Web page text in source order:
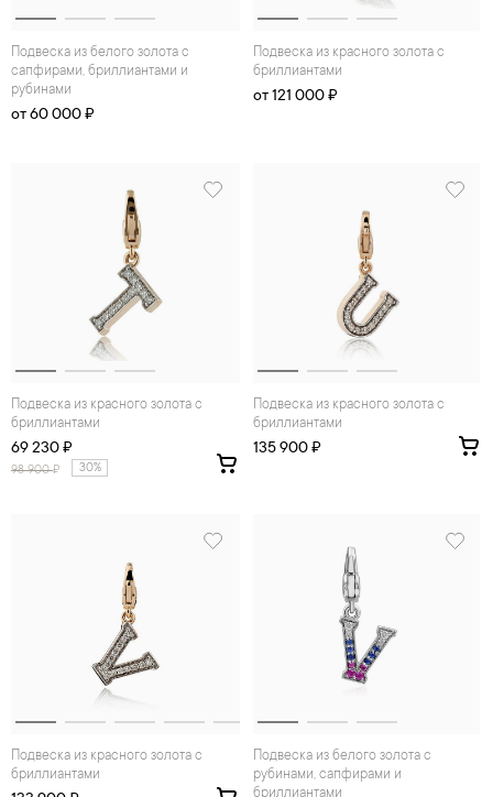
Подвеска из белого золота с
сапфирами, бриллиантами и
рубинами
от 60 000 ₽
Подвеска из красного золота с
бриллиантами
от 121 000 ₽
Подвеска из красного золота с
бриллиантами
69 230 ₽
98 900₽ 30%
Подвеска из красного золота с
бриллиантами
135 900 ₽
Подвеска из красного золота с
бриллиантами
Подвеска из белого золота с
рубинами, сапфирами и
бриллиантами